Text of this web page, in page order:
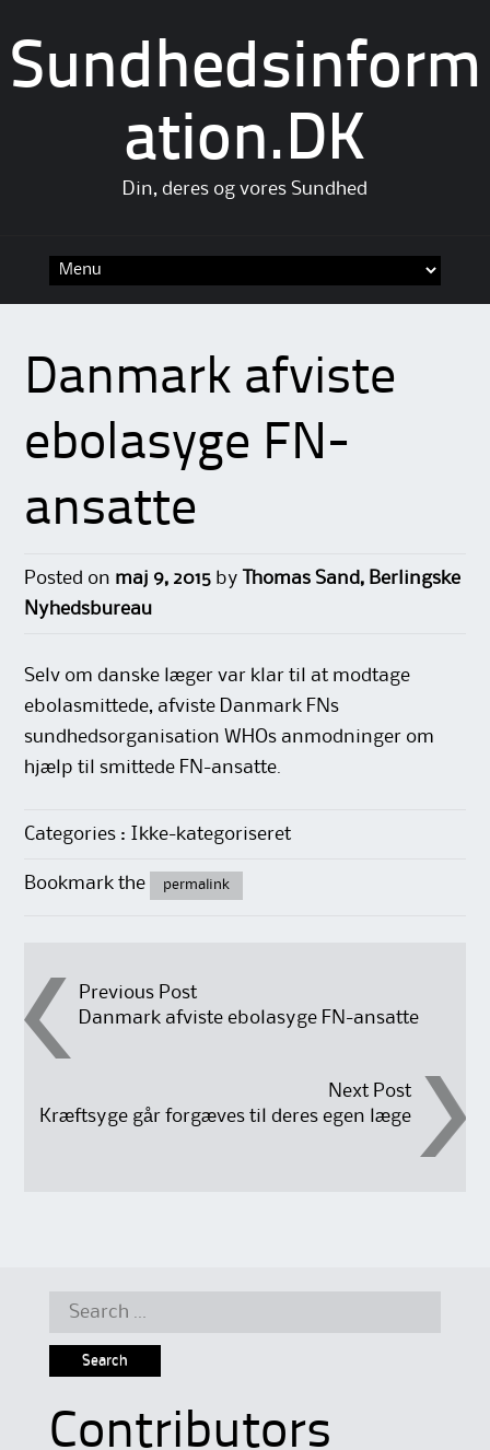
Sundhedsinform
ation.DK
Din, deres og vores Sundhed
Danmark afviste
ebolasyge FN-
ansatte
Posted on maj 9, 2015 by
Thomas Sand, Berlingske
Nyhedsbureau
Selv om danske læger var klar til at modtage
ebolasmittede, afviste Danmark FNs
sundhedsorganisation WHOs anmodninger om
hjælp til smittede FN-ansatte.
Categories : Ikke-kategoriseret
Bookmark the permalink
Post
navigation
Previous Post
Danmark afviste ebolasyge FN-ansatte
Next Post
Kræftsyge går forgæves til deres egen læge
Search
Contributors